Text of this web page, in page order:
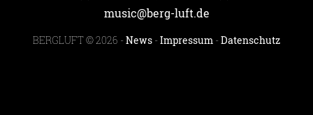
music@berg-luft.de
BERGLUFT © 2026 -News -Impressum -Datenschutz